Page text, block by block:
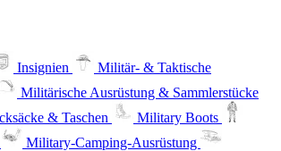
Insignien
Militär- & Taktische
Militärische Ausrüstung & Sammlerstücke
& Taschen
Military Boots
Military-Camping-Ausrüstung